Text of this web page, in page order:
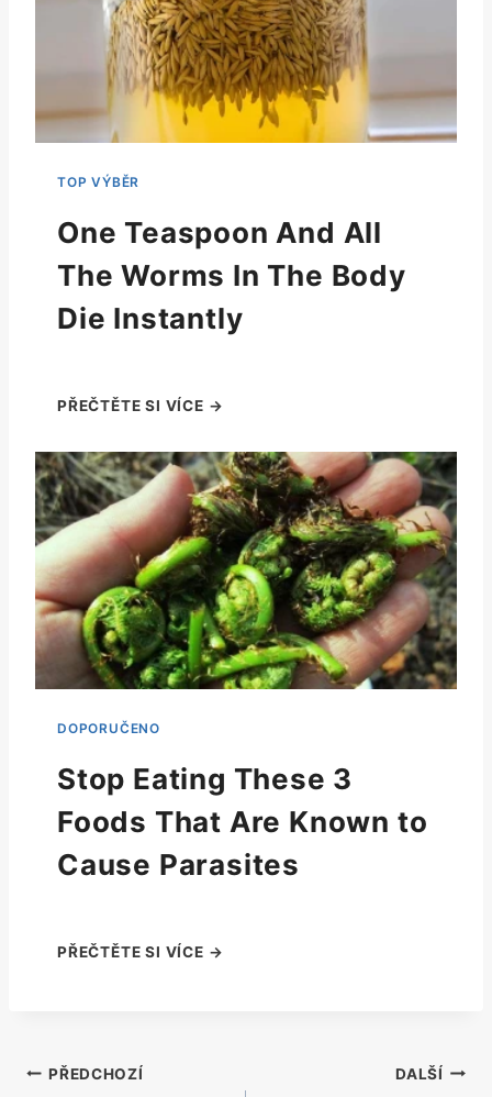
One Teaspoon And All
The Worms In The Body
Die Instantly
Stop Eating These 3
Foods That Are Known to
Cause Parasites
Navigace
PŘEDCHOZÍ DALŠÍ